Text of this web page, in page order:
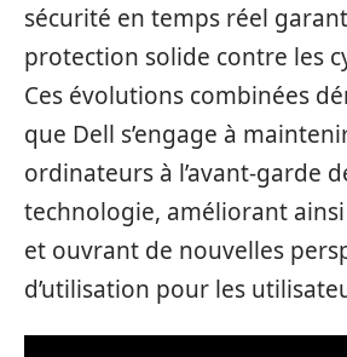
sécurité en temps réel
protection solide contre les
Ces évolutions combinées
que Dell s’engage à
ordinateurs à l’avant-garde
technologie, améliorant
et ouvrant de nouvelles
d’utilisation pour les